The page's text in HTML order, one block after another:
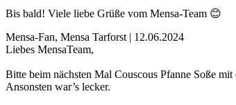
Bis bald! Viele liebe Grüße vom Mensa-Team 😊
Mensa-Fan, Mensa Tarforst | 12.06.2024
Liebes MensaTeam,
Bitte beim nächsten Mal Couscous Pfanne Soße
Ansonsten war’s lecker.